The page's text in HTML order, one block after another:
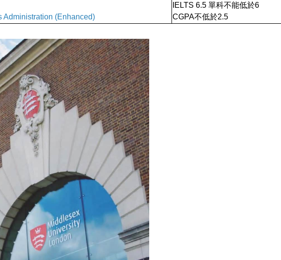
Administration (Enhanced)
IELTS 6.5 單科不能低於6
CGPA不低於2.5